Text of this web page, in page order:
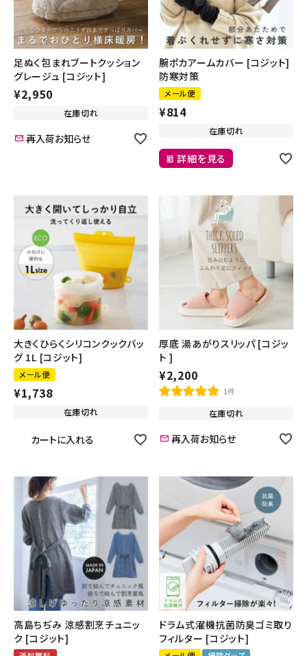
足ぬく包まれブートクッション
グレージュ [コジット]
¥2,950
在庫切れ
再入荷お知らせ
腕ポカアームカバー [コジット]
防寒対策
メール便
¥814
在庫切れ
詳細を見る
大きくひらくシリコンクックバッ
グ 1L [コジット]
メール便
¥1,738
在庫切れ
カートに入れる
厚底 湯あがりスリッパ [コジッ
ト ]
¥2,200
1件
在庫切れ
再入荷お知らせ
高島ちぢみ 涼感割烹チュニッ
ク [コジット]
ドラム式濯機抗菌防臭ゴミ取り
フィルター [コジット]